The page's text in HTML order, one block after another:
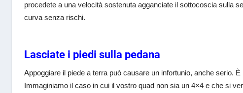
procedete a una velocità sostenuta agganciate il sottocoscia sulla
curva senza rischi.
Lasciate i piedi sulla pedana
Appoggiare il piede a terra può causare un infortunio, anche serio.
Immaginiamo il caso in cui il vostro quad non sia un 4×4 e che si